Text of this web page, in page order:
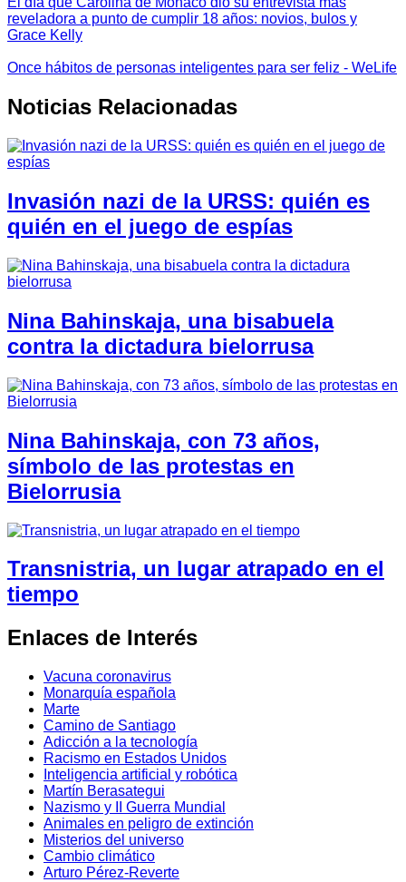
reveladora a punto de cumplir 18 años: novios, bulos y
Grace Kelly
Once hábitos de personas inteligentes para ser feliz - WeLife
Noticias Relacionadas
Invasión nazi de la URSS: quién es
quién en el juego de espías
Nina Bahinskaja, una bisabuela
contra la dictadura bielorrusa
Nina Bahinskaja, con 73 años,
símbolo de las protestas en
Bielorrusia
Transnistria, un lugar atrapado en el
tiempo
Enlaces de Interés
Vacuna coronavirus
Monarquía española
Marte
Camino de Santiago
Adicción a la tecnología
Racismo en Estados Unidos
Inteligencia artificial y robótica
Martín Berasategui
Nazismo y II Guerra Mundial
Animales en peligro de extinción
Misterios del universo
Cambio climático
Arturo Pérez-Reverte